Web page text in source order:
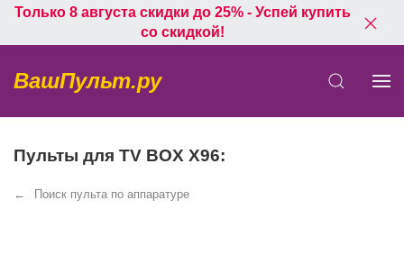
Только 8 августа скидки до 25% - Успей купить
со скидкой!
ВашПульт.ру
Пульты для TV BOX X96:
Поиск пульта по аппаратуре